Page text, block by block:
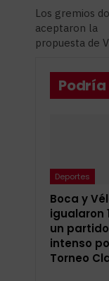
Los gremios
aceptaron la
propuesta de
Deportes
Boca y
igualaron
un partido
intenso
Torneo